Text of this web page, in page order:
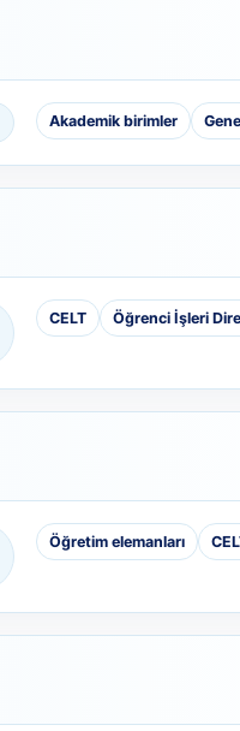
Akademik birimler
CELT Öğrenci İşleri
Öğretim elemanları